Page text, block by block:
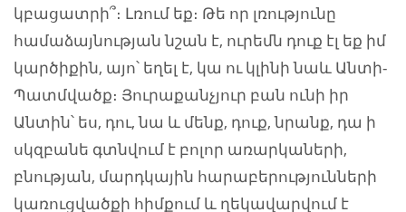
կբացատրի՞։ Լռում եք։ Թե որ լռությունը
համաձայնության նշան է, ուրեմն դուք էլ եք իմ
կարծիքին, այո՝ եղել է, կա ու կլինի նաև Անտի-
Պատմվածք։ Յուրաքանչյուր բան ունի իր
Անտին՝ ես, դու, նա և մենք, դուք, նրանք, դա ի
սկզբանե գտնվում է բոլոր առարկաների,
բնության, մարդկային հարաբերությունների
կառուցվածքի հիմքում և ղեկավարվում է